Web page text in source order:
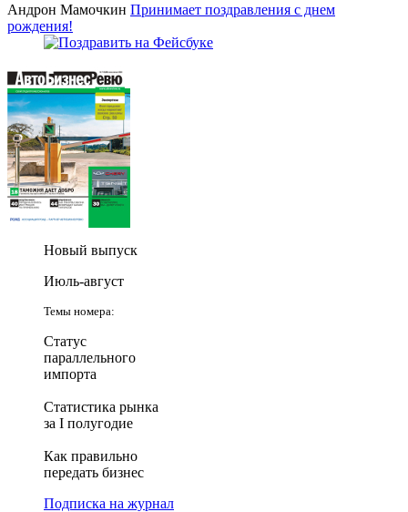
Андрон Мамочкин Принимает поздравления с днем
рождения!
Новый выпуск
Июль-август
Темы номера:
Статус
параллельного
импорта
Статистика рынка
за I полугодие
Как правильно
передать бизнес
Подписка на журнал